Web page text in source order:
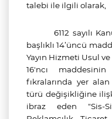
talebi ile ilgili olarak,
6112 sayılı
başlıklı 14’üncü
Yayın Hizmeti Usul
16'ncı
fıkralarında yer
türü değişikliğine
ibraz eden "Sis-